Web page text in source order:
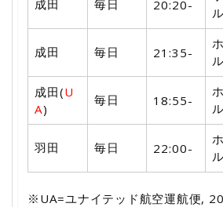
成田 毎日 20:20-
ル
成田 毎日 21:35-
ル
成田(U
A)
毎日 18:55-
ル
羽田 毎日 22:00-
ル
※UA=ユナイテッド航空運航便,